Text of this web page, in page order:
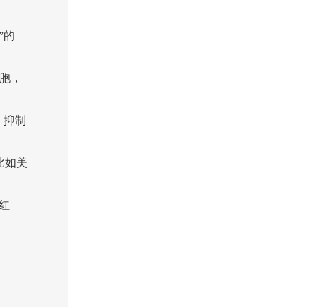
的
，
制
如美